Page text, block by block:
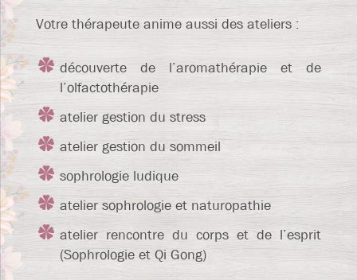
Votre thérapeute anime aussi des ateliers :
découverte de l’aromathérapie et de
l’olfactothérapie
atelier gestion du stress
atelier gestion du sommeil
sophrologie ludique
atelier sophrologie et naturopathie
atelier rencontre du corps et de l’esprit
(Sophrologie et Qi Gong)